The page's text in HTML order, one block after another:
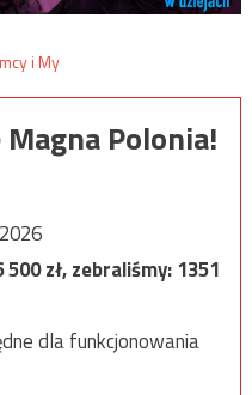
Polonia!
500zł, zebraliśmy:1351
dla funkcjonowania